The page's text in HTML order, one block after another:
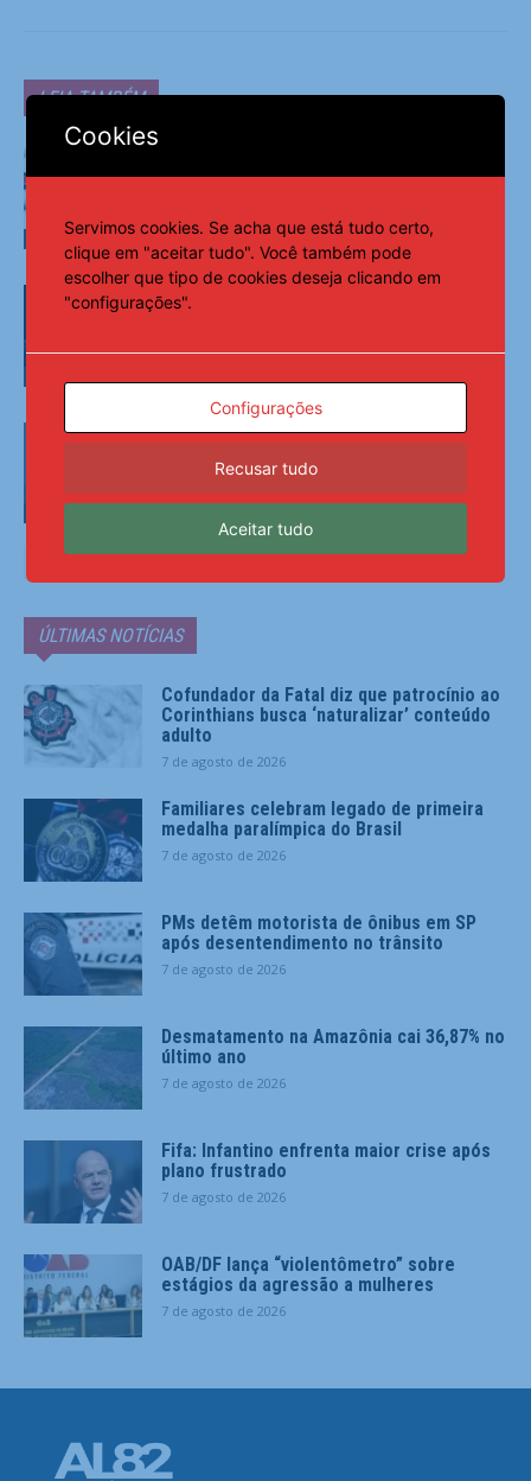
LEIA TAMBÉM
Esportes
ao Corinthians busca ‘naturalizar’
Familiares celebram legado de
primeira medalha paralímpica do Brasil
Fifa: Infantino enfrenta maior crise
ÚLTIMAS NOTÍCIAS
Cofundador da Fatal diz que patrocínio ao
Corinthians busca ‘naturalizar’ conteúdo
adulto
7 de agosto de 2026
Familiares celebram legado de primeira
medalha paralímpica do Brasil
7 de agosto de 2026
PMs detêm motorista de ônibus em SP
após desentendimento no trânsito
7 de agosto de 2026
Desmatamento na Amazônia cai 36,87% no
último ano
7 de agosto de 2026
Fifa: Infantino enfrenta maior crise após
plano frustrado
7 de agosto de 2026
OAB/DF lança “violentômetro” sobre
estágios da agressão a mulheres
7 de agosto de 2026
Cookies
Servimos cookies. Se acha que está tudo certo,
clique em "aceitar tudo". Você também pode
escolher que tipo de cookies deseja clicando em
"configurações".
Configurações
Recusar tudo
Aceitar tudo